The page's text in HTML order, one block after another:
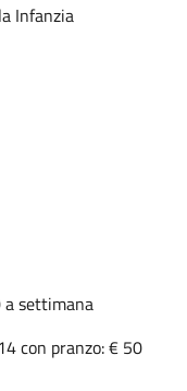
Infanzia
a settimana
con pranzo: € 50